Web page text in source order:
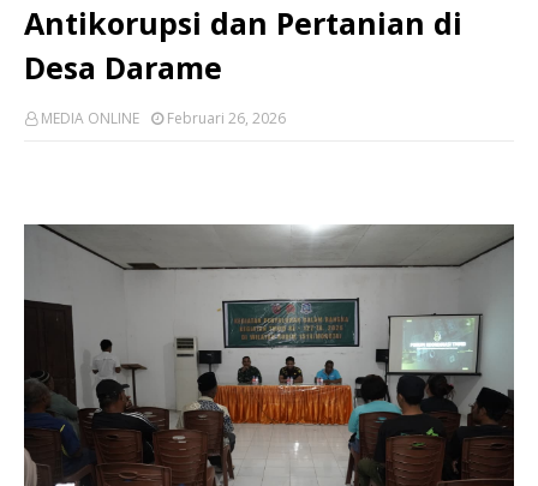
Antikorupsi dan Pertanian di
Desa Darame
MEDIA ONLINE Februari 26, 2026